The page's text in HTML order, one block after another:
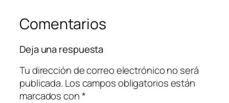
Comentarios
Deja una respuesta
Tu dirección de correo electrónico no será
publicada. Los campos obligatorios están
marcados con*